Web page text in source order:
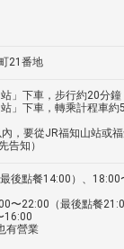
21番地
」下車，步行約20分鐘
」下車，轉乘計程車約
，要從JR福知山站或
告知）
後點餐14:00）、18:00
〜22:00（最後點餐
16:00
有營業